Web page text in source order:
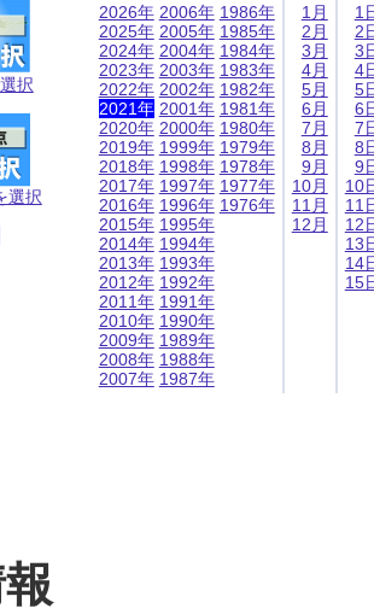
択
選択
2026年
2025年
2024年
2023年
2022年
2021年
2020年
2019年
2018年
2017年
2016年
2015年
2014年
2013年
2012年
2011年
2010年
2009年
2008年
2007年
2006年
2005年
2004年
2003年
2002年
2001年
2000年
1999年
1998年
1997年
1996年
1995年
1994年
1993年
1992年
1991年
1990年
1989年
1988年
1987年
1986年
1985年
1984年
1983年
1982年
1981年
1980年
1979年
1978年
1977年
1976年
1月
2月
3月
4月
5月
6月
7月
8月
9月
10月
11月
12月
1
2
3
4
5
6
7
8
9
10
11
12
13
14
15